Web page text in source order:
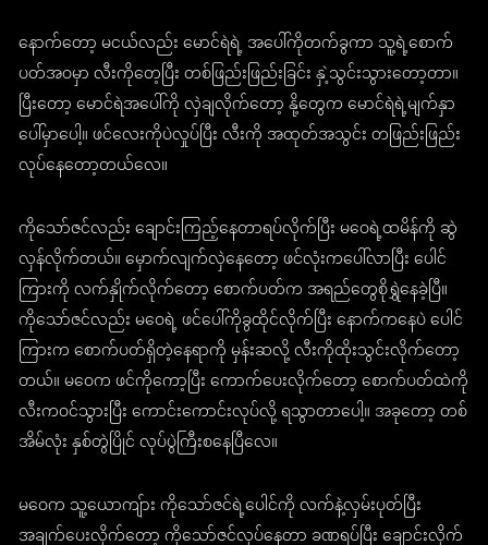
နောက်တော့ မငယ်လည်း မောင်ရဲရဲ့ အပေါ်ကိုတက်ခွကာ သူ့ရဲ့စောက်
ပတ်အဝမှာ လီးကိုတေ့ပြီး တစ်ဖြည်းဖြည်းခြင်း နှဲ့သွင်းသွားတော့တာ။
ပြီးတော့ မောင်ရဲအပေါ်ကို လှဲချလိုက်တော့ နို့တွေက မောင်ရဲရဲ့မျက်နှာ
ပေါ်မှာပေါ့။ ဖင်လေးကိုပဲလှုပ်ပြီး လီးကို အထုတ်အသွင်း တဖြည်းဖြည်း
လုပ်နေတော့တယ်လေ။
ကိုသော်ဇင်လည်း ချောင်းကြည့်နေတာရပ်လိုက်ပြီး မဝေရဲ့ထမိန်ကို ဆွဲ
လှန်လိုက်တယ်။ မှောက်လျက်လှဲနေတော့ ဖင်လုံးကပေါ်လာပြီး ပေါင်
ကြားကို လက်နှိုက်လိုက်တော့ စောက်ပတ်က အရည်တွေစိုရွှဲနေခဲ့ပြီ။
ကိုသော်ဇင်လည်း မဝေရဲ့ ဖင်ပေါ်ကိုခွထိုင်လိုက်ပြီး နောက်ကနေပဲ ပေါင်
ကြားက စောက်ပတ်ရှိတဲ့နေရာကို မှန်းဆလို့ လီးကိုထိုးသွင်းလိုက်တော့
တယ်။ မဝေက ဖင်ကိုကော့ပြီး ကောက်ပေးလိုက်တော့ စောက်ပတ်ထဲကို
လီးကဝင်သွားပြီး ကောင်းကောင်းလုပ်လို့ ရသွာတာပေါ့။ အခုတော့ တစ်
အိမ်လုံး နှစ်တွဲ​ပြိုင် လုပ်ပွဲကြီးစနေပြီလေ။
မဝေက သူ့ယောကျ်ား ကိုသော်ဇင်ရဲ့ပေါင်ကို လက်နဲ့လှမ်းပုတ်ပြီး
အချက်ပေးလိုက်တော့ ကိုသော်ဇင်လုပ်နေတာ ခဏရပ်ပြီး ချောင်းလိုက်